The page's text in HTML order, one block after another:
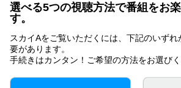
選べる5つの視聴方法で番組をお
す。
スカイAをご覧いただくには、下記のいず
要があります。
手続きはカンタン！ご希望の方法をお選びく